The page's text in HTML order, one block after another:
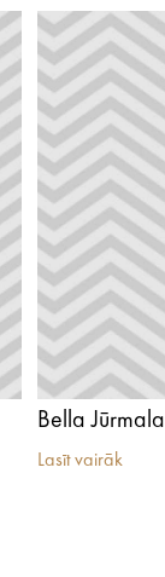
Bella Jūrmala
Lasīt vairāk